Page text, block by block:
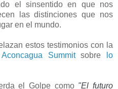
el sinsentido en que nos
las distinciones que nos
en el mundo.
estos testimonios con la
Aconcagua Summitsobre
lo
el Golpe como "El futuro